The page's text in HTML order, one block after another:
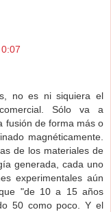
no es ni siquiera el
Sólo va a
fusión de forma más o
magnéticamente.
de los materiales de
generada, cada uno
experimentales aún
"de 10 a 15 años
50 como poco. Y el